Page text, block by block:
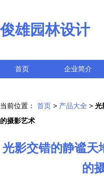
俊雄园林设计
首页 企业简介
当前位置： 首页 > 产品大全 > 光
的摄影艺术
光影交错的静谧天
的